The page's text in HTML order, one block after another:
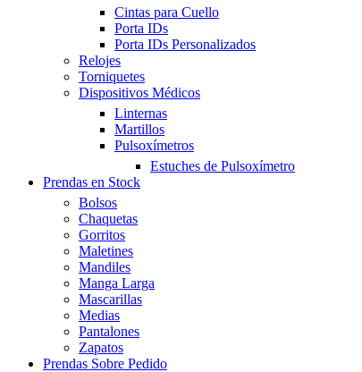
Cintas para Cuello
Porta IDs
Porta IDs Personalizados
Relojes
Torniquetes
Dispositivos Médicos
Linternas
Martillos
Pulsoxímetros
Estuches de Pulsoxímetro
Prendas en Stock
Bolsos
Chaquetas
Gorritos
Maletines
Mandiles
Manga Larga
Mascarillas
Medias
Pantalones
Zapatos
Prendas Sobre Pedido